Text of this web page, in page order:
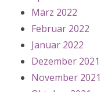
März 2022
Februar 2022
Januar 2022
Dezember 2021
November 2021